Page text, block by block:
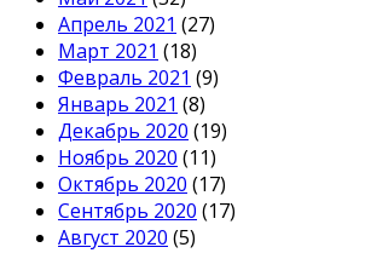
Апрель 2021 (27)
Март 2021 (18)
Февраль 2021 (9)
Январь 2021 (8)
Декабрь 2020 (19)
Ноябрь 2020 (11)
Октябрь 2020 (17)
Сентябрь 2020 (17)
Август 2020 (5)